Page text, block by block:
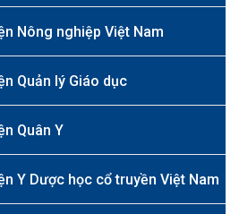
Nông nghiệp Việt Nam
Quản lý Giáo dục
Quân Y
Y Dược học cổ truyền Việt Nam